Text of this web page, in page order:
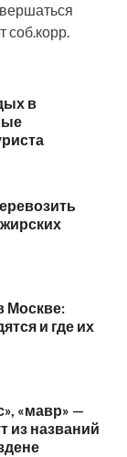
соб.корр.
в
Москве:
и где их
«мавр» —
из названий